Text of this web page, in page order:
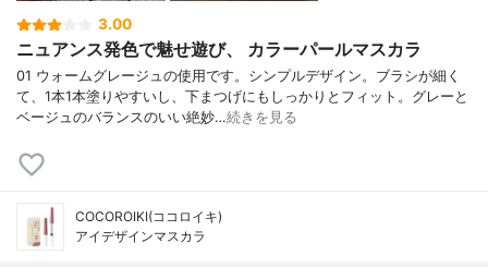
3.00
ニュアンス発色で魅せ遊び、 カラーパールマスカラ
01 ウォームグレージュの使用です。シンプルデザイン。ブラシが細く
て、1本1本塗りやすいし、下まつげにもしっかりとフィット。グレーと
ベージュのバランスのいい絶妙…続きを見る
COCOROIKI(ココロイキ)
アイデザインマスカラ